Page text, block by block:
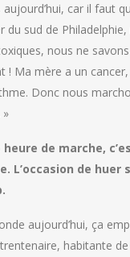
car il faut
du sud de
nous ne
! Ma mère a un
Donc nous
»
de marche,
L’occasion de
aujourd’hui, ça
habitante